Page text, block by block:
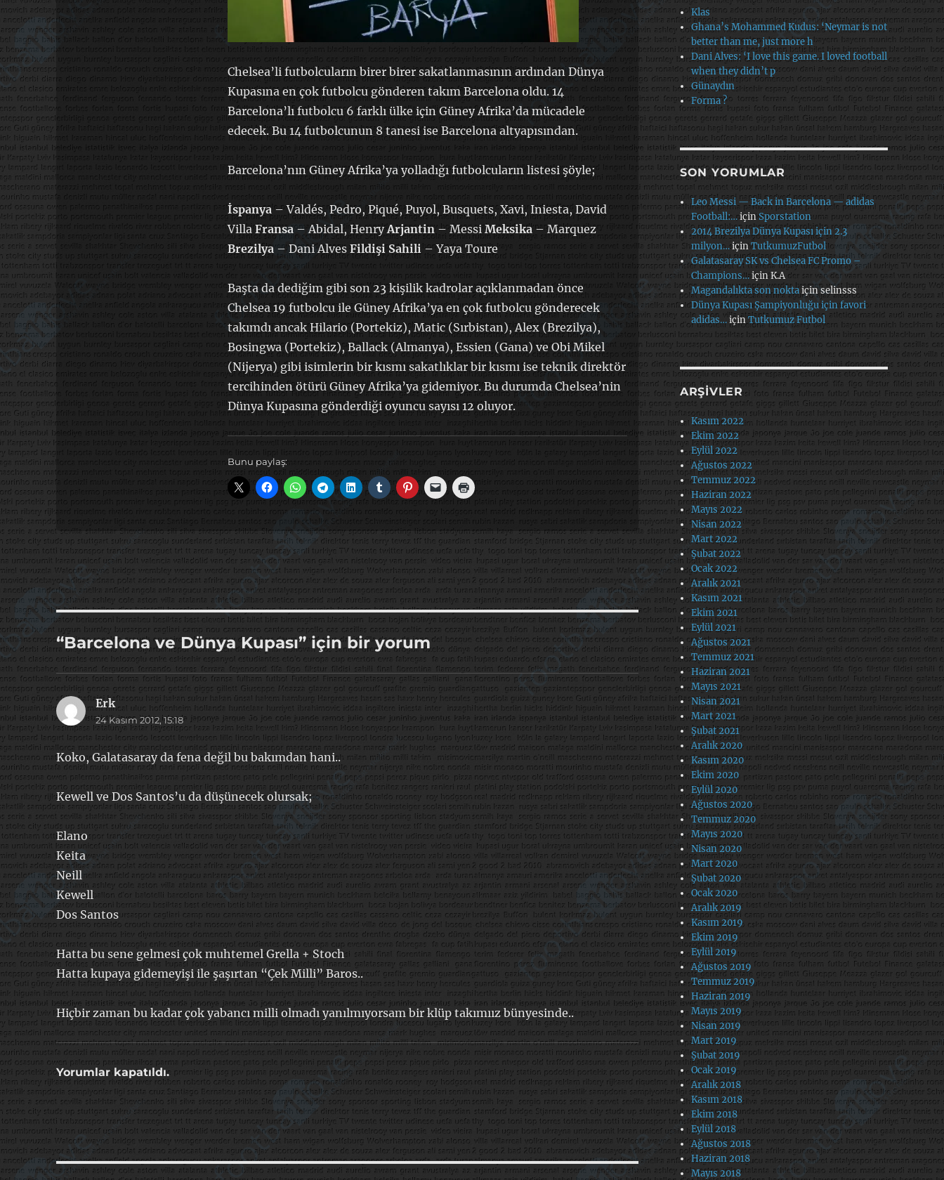
Chelsea’li futbolcuların birer birer sakatlanmasının ardından Dünya
Kupasına en çok futbolcu gönderen takım Barcelona oldu. 14
Barcelona’lı futbolcu 6 farklı ülke için Güney Afrika’da mücadele
edecek. Bu 14 futbolcunun 8 tanesi ise Barcelona altyapısından.
Barcelona’nın Güney Afrika’ya yolladığı futbolcuların listesi şöyle;
İspanya– Valdés, Pedro, Piqué, Puyol, Busquets, Xavi, Iniesta, David
Villa Fransa– Abidal, HenryArjantin– Messi Meksika– Marquez
Brezilya– Dani Alves Fildişi Sahili – Yaya Toure
Başta da dediğim gibi son 23 kişilik kadrolar açıklanmadan önce
Chelsea 19 futbolcu ile Güney Afrika’ya en çok futbolcu gönderecek
takımdı ancak Hilario (Portekiz), Matic (Sırbistan), Alex (Brezilya),
Bosingwa (Portekiz), Ballack (Almanya), Essien (Gana) ve Obi Mikel
(Nijerya) gibi isimlerin bir kısmı sakatlıklar bir kısmı ise teknik direktör
tercihinden ötürü Güney Afrika’ya gidemiyor. Bu durumda Chelsea’nin
Dünya Kupasına gönderdiği oyuncu sayısı 12 oluyor.
Bunu paylaş:
“Barcelona ve Dünya Kupası” için bir yorum
Erkdedi
ki:
24 Kasım 2012, 15:18
Koko, Galatasaray da fena değil bu bakımdan hani..
Kewell ve Dos Santos’u da düşünecek olursak;
Elano
Keita
Neill
Kewell
Dos Santos
Hatta bu sene gelmesi çok muhtemel Grella + Stoch
Hatta kupaya gidemeyişi ile şaşırtan “Çek Milli” Baros..
Hiçbir zaman bu kadar çok yabancı milli olmadı yanılmıyorsam bir klüp takımıız bünyesinde..
Yorumlar kapatıldı.
Klas
Ghana’s Mohammed Kudus: ‘Neymar is not
better than me, just more h
Dani Alves: ‘I love this game. I loved football
when they didn’t p
Günaydın
Forma ?
SON YORUMLAR
Leo Messi — Back in Barcelona — adidas
Football:…içinSporstation
2014 Brezilya Dünya Kupası için 2.3
milyon…içinTutkumuzFutbol
Galatasaray SK vs Chelsea FC Promo –
Champions…içinK.A
Magandalıkta son noktaiçinselinsss
Dünya Kupası Şampiyonluğu için favori
adidas…içinTutkumuz Futbol
ARŞIVLER
Kasım 2022
Ekim 2022
Eylül 2022
Ağustos 2022
Temmuz 2022
Haziran 2022
Mayıs 2022
Nisan 2022
Mart 2022
Şubat 2022
Ocak 2022
Aralık 2021
Kasım 2021
Ekim 2021
Eylül 2021
Ağustos 2021
Temmuz 2021
Haziran 2021
Mayıs 2021
Nisan 2021
Mart 2021
Şubat 2021
Aralık 2020
Kasım 2020
Ekim 2020
Eylül 2020
Ağustos 2020
Temmuz 2020
Mayıs 2020
Nisan 2020
Mart 2020
Şubat 2020
Ocak 2020
Aralık 2019
Kasım 2019
Ekim 2019
Eylül 2019
Ağustos 2019
Temmuz 2019
Haziran 2019
Mayıs 2019
Nisan 2019
Mart 2019
Şubat 2019
Ocak 2019
Aralık 2018
Kasım 2018
Ekim 2018
Eylül 2018
Ağustos 2018
Haziran 2018
Mayıs 2018